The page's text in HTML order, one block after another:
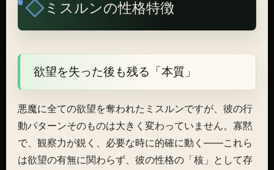
ミスルンの性格特徴
欲望を失った後も残る「本質」
悪魔に全ての欲望を奪われたミスルンですが、彼の行
動パターンそのものは大きく変わっていません。寡黙
で、観察力が鋭く、必要な時に的確に動く――これら
は欲望の有無に関わらず、彼の性格の「核」として存